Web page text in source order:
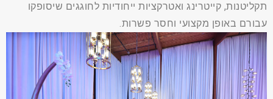
תקליטנות, קייטרינג ואטרקציות ייחודיות לחוגגים שיסופקו
עבורם באופן מקצועי וחסר פשרות.